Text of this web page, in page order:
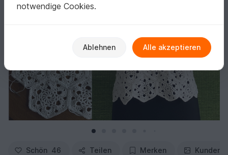
Schön 46 Teilen Merken
notwendige Cookies.
Ablehnen Alle akzeptieren